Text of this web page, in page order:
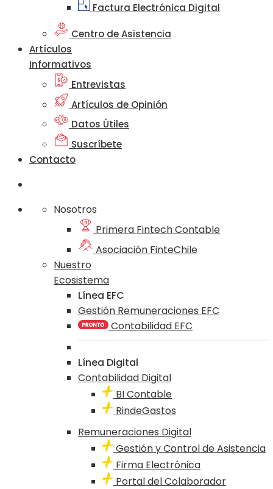
Factura Electrónica Digital
Centro de Asistencia
Artículos
Informativos
Entrevistas
Artículos de Opinión
Datos Útiles
Suscríbete
Contacto
Nosotros
Primera Fintech Contable
Asociación FinteChile
Nuestro
Ecosistema
Línea EFC
Gestión Remuneraciones EFC
Contabilidad EFC
Línea Digital
Contabilidad Digital
BI Contable
RindeGastos
Remuneraciones Digital
Gestión y Control de Asistencia
Firma Electrónica
Portal del Colaborador